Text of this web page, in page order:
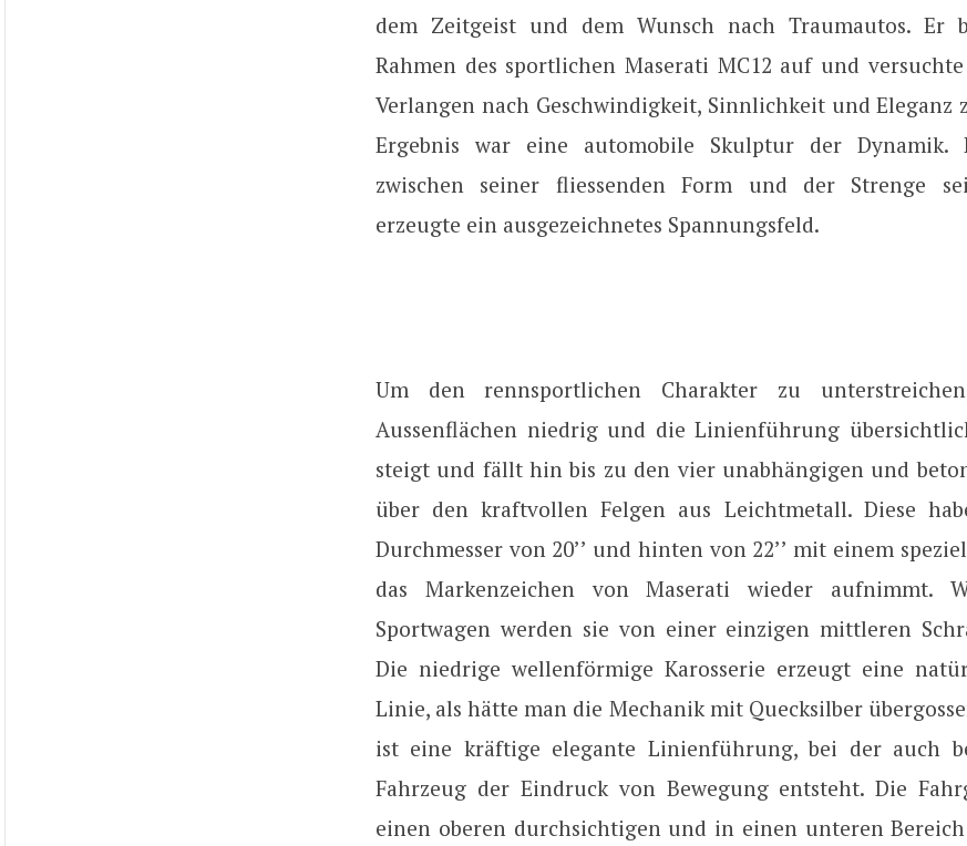
dem Zeitgeist und dem Wunsch nach Traumautos. Er
Rahmen des sportlichen Maserati MC12 auf und
Verlangen nach Geschwindigkeit, Sinnlichkeit und Eleganz
Ergebnis war eine automobile Skulptur der Dynamik.
zwischen seiner fliessenden Form und der Strenge
erzeugte ein ausgezeichnetes Spannungsfeld.
Um den rennsportlichen Charakter zu
Aussenflächen niedrig und die Linienführung
steigt und fällt hin bis zu den vier unabhängigen und
über den kraftvollen Felgen aus Leichtmetall. Diese
Durchmesser von 20’’ und hinten von 22’’ mit einem
das Markenzeichen von Maserati wieder aufnimmt.
Sportwagen werden sie von einer einzigen mittleren
Die niedrige wellenförmige Karosserie erzeugt eine
Linie, als hätte man die Mechanik mit Quecksilber
ist eine kräftige elegante Linienführung, bei der auch
Fahrzeug der Eindruck von Bewegung entsteht. Die
einen oberen durchsichtigen und in einen unteren